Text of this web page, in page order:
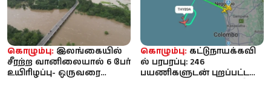
கொழும்பு: இலங்கையில்
சீரற்ற வானிலையால் 6 பேர்
உயிரிழப்பு- ஒருவரை
கொழும்பு: கட்டுநாயக்கவி
ல் பரபரப்பு: 246
பயணிகளுடன் புறப்பட்ட